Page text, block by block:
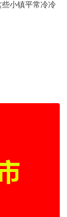
些小镇平常冷冷